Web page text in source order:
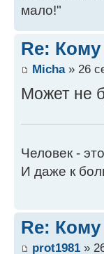
мало!"
Re:
Micha» 26
Может не
Человек -
И даже к
Re:
prot1981 »